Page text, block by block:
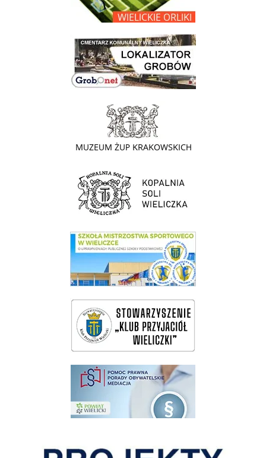
link do lokalizatora grobów na wielickim cmentarzu - grobnet
link do strony - Muzeum Żup Krakowskich Wieliczka
link do strony Kopalni Soli Wieliczka
link do SMS Wieliczka
wieliczka-wieliczanie na bis
pomoc prawna wieliczka